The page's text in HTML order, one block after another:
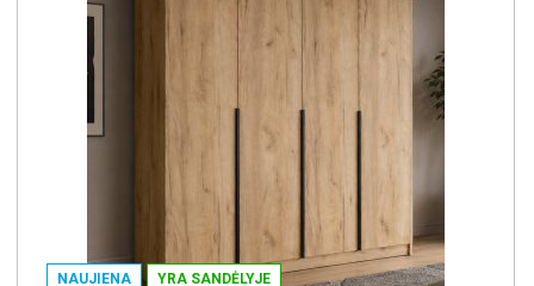
NAUJIENA YRA SANDĖLYJE